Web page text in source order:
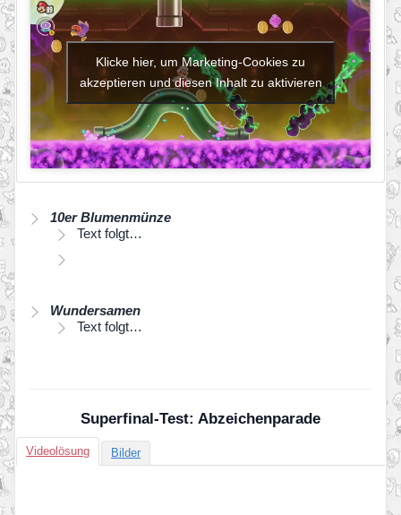
Klicke hier, um Marketing-Cookies zu
akzeptieren und diesen Inhalt zu aktivieren
10er Blumenmünze
Text folgt…
Wundersamen
Text folgt…
Superfinal-Test: Abzeichenparade
Videolösung Bilder